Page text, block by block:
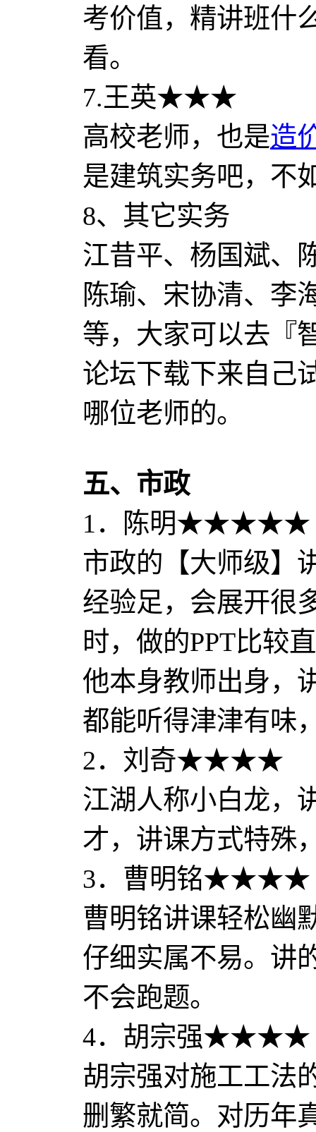
考价值，精讲班什
看。
7.王英★★★
高校老师，也是造
是建筑实务吧，不
8、其它实务
江昔平、杨国斌、
陈瑜、宋协清、李
等，大家可以去『
论坛下载下来自己
哪位老师的。
五、市政
1．陈明★★★★★
市政的【大师级】
经验足，会展开很
时，做的PPT比较
他本身教师出身，
都能听得津津有味
2．刘奇★★★★
江湖人称小白龙，
才，讲课方式特殊
3．曹明铭★★★★
曹明铭讲课轻松幽
仔细实属不易。讲
不会跑题。
4．胡宗强★★★★
胡宗强对施工工法
删繁就简。对历年